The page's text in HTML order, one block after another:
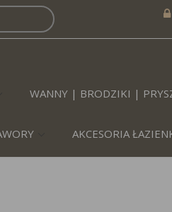
WANNY | BRODZIKI |
AKCESORIA